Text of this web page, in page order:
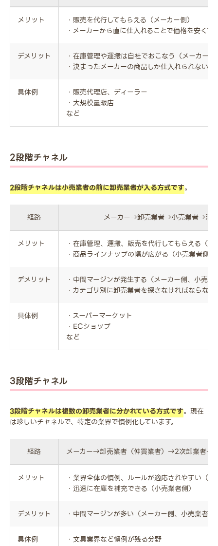
メリット
・販売を代行してもらえる（メーカー側）
・メーカーから直に仕入れることで価格を安くで
デメリット
・在庫管理や運搬は自社でおこなう（メーカー側
・決まったメーカーの商品しか仕入れられない
具体例
・販売代理店、ディーラー
・大規模量販店
など
2段階チャネル
2段階チャネルは小売業者の前に卸売業者が入る方式です。
経路 メーカー→卸売業者→小売業者→消
メリット
・在庫管理、運搬、販売を代行してもらえる（メ
・商品ラインナップの幅が広がる（小売業者側）
デメリット
・中間マージンが発生する（メーカー側、小売業
・カテゴリ別に卸売業者を探さなければならな
具体例
・スーパーマーケット
・ECショップ
など
3段階チャネル
3段階チャネルは複数の卸売業者に分かれている方式です。現在
は珍しいチャネルで、特定の業界で慣例化しています。
経路 メーカー→卸売業者（仲買業者）→2次卸業者→
メリット
・業界全体の慣例、ルールが適応されやすい（メ
・迅速に在庫を補充できる（小売業者側）
デメリット ・中間マージンが多い（メーカー側、小売業者側
具体例
・文具業界など慣例が残る分野